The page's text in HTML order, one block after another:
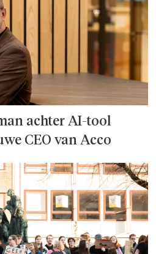
achter AI-tool
CEO van Acco